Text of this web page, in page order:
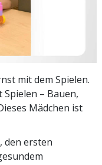
mit dem Spielen.
– Bauen,
Mädchen ist
, den ersten